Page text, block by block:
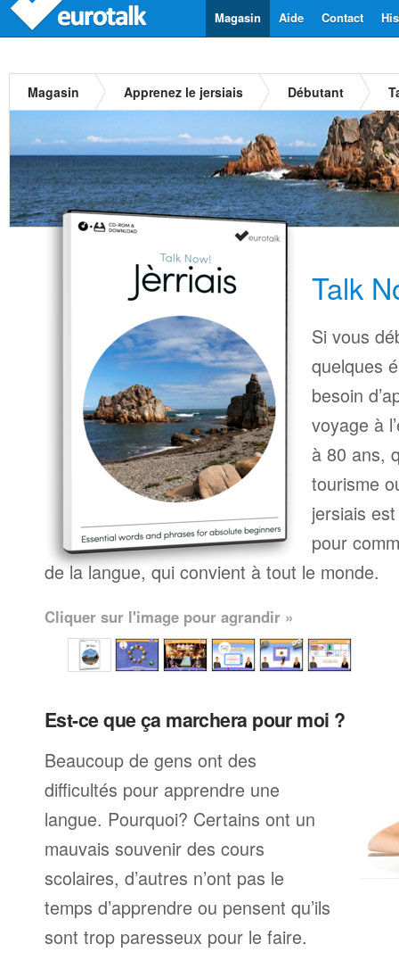
Contact
Aide
Magasin
Magasin Apprenez le jersiais Débutant
Talk
Si vous
quelques
besoin
voyage à
à 80 ans,
tourisme
jersiais
pour
de la langue, qui convient à tout le monde.
Cliquer sur l'image pour agrandir »
Est-ce que ça marchera pour moi ?
Beaucoup de gens ont des
difficultés pour apprendre une
langue. Pourquoi? Certains ont un
mauvais souvenir des cours
scolaires, d’autres n’ont pas le
temps d’apprendre ou pensent qu’ils
sont trop paresseux pour le faire.